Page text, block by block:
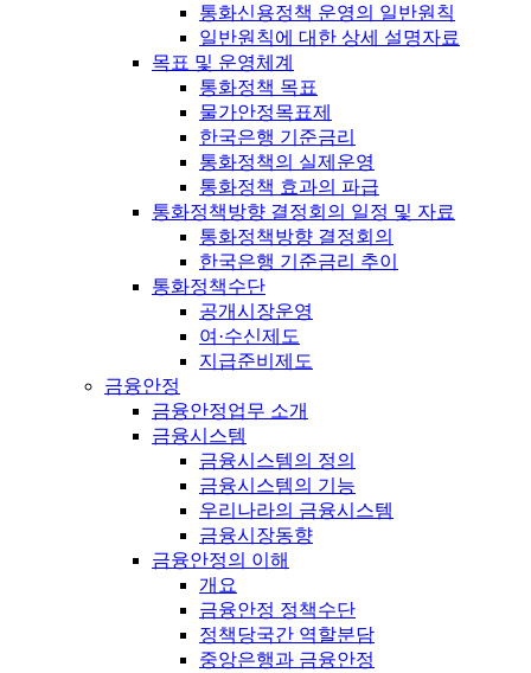
통화신용정책 운영의 일반원칙
일반원칙에 대한 상세 설명자료
목표 및 운영체계
통화정책 목표
물가안정목표제
한국은행 기준금리
통화정책의 실제운영
통화정책 효과의 파급
통화정책방향 결정회의 일정 및 자료
통화정책방향 결정회의
한국은행 기준금리 추이
통화정책수단
공개시장운영
여·수신제도
지급준비제도
금융안정
금융안정업무 소개
금융시스템
금융시스템의 정의
금융시스템의 기능
우리나라의 금융시스템
금융시장동향
금융안정의 이해
개요
금융안정 정책수단
정책당국간 역할분담
중앙은행과 금융안정